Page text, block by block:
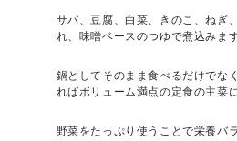
サバ、豆腐、白菜、きのこ、ねぎ
れ、味噌ベースのつゆで煮込みます
鍋としてそのまま食べるだけでな
ればボリューム満点の定食の主菜
野菜をたっぷり使うことで栄養バ